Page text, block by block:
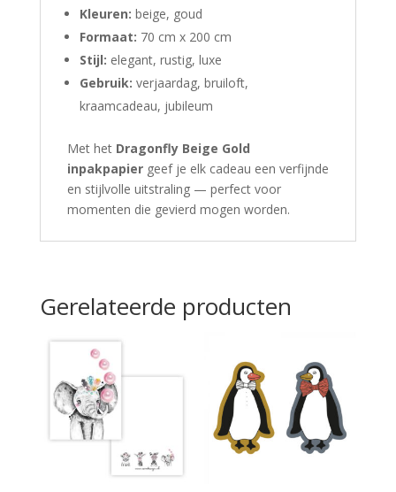
Kleuren: beige, goud
Formaat: 70 cm x 200 cm
Stijl: elegant, rustig, luxe
Gebruik: verjaardag, bruiloft,
kraamcadeau, jubileum
Met het Dragonfly Beige Gold
inpakpapiergeef je elk cadeau een verfijnde
en stijlvolle uitstraling — perfect voor
momenten die gevierd mogen worden.
Gerelateerde producten